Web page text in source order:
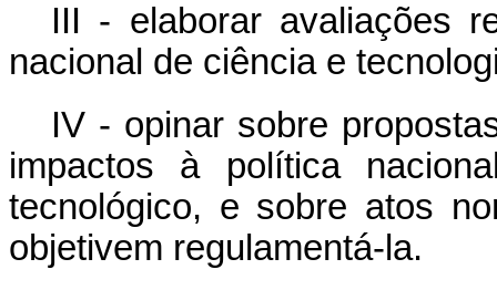
III - elaborar avaliações
nacional de ciência e
IV - opinar sobre
impactos à política
tecnológico, e sobre atos
objetivem regulamentá-la.